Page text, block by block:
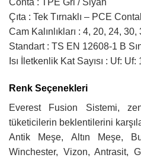
Conta : TPE Gri / Siyah
Çıta : Tek Tırnaklı – PCE
Cam Kalınlıkları : 4, 20, 24, 30,
Standart : TS EN 12608-1 B
Isı İletkenlik Kat Sayısı : Uf:
Renk Seçenekleri
Everest Fusion Sistemi,
tüketicilerin beklentilerini
Antik Meşe, Altın Meşe,
Winchester, Vizon, Antrasit,